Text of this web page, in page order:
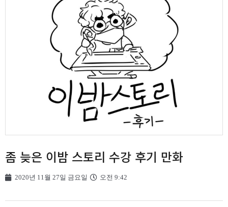
좀 늦은 이밤 스토리 수강 후기 만화
2020년 11월 27일 금요일 오전 9:42